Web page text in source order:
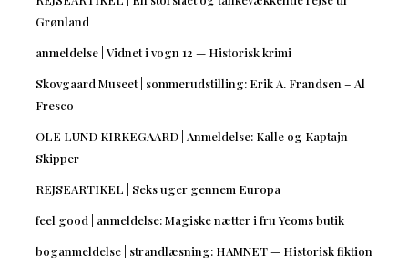
Grønland
anmeldelse | Vidnet i vogn 12 — Historisk krimi
Skovgaard Museet | sommerudstilling: Erik A. Frandsen – Al
Fresco
OLE LUND KIRKEGAARD | Anmeldelse: Kalle og Kaptajn
Skipper
REJSEARTIKEL | Seks uger gennem Europa
feel good | anmeldelse: Magiske nætter i fru Yeoms butik
boganmeldelse | strandlæsning: HAMNET — Historisk fiktion